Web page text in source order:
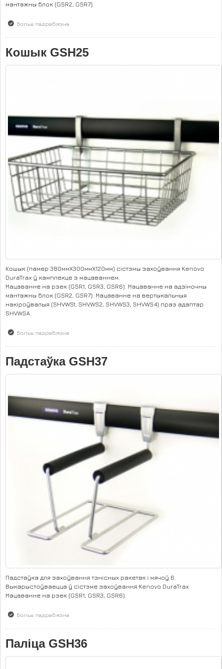
мантажны блок (GSR2, GSR7).
Больш падрабязна
Кошык GSH25
Кошык (памер 380ммХ300ммХ120мм) сістэмы захоўвання Kenovo
DuraTrax ў камплекце з мацаваннем.
Мацаванне на рэек (GSR1, GSR3, GSR6). Мацаванне на адзіночны
мантажны блок (GSR2, GSR7). Мацаванне на вертыкальныя
накіроўвалыя (SHVWS1, SHVWS2, SHVWS3, SHVWS4) праз адаптар
SHVWSA.
Больш падрабязна
Падстаўка GSH37
Падстаўка для захоўвання тэнісных ракетак і мячоў 6.
Выкарыстоўваецца ў сістэме захоўвання Kenovo DuraTrax.
Мацаванне на рэек (GSR1, GSR3, GSR6).
Больш падрабязна
Паліца GSH36